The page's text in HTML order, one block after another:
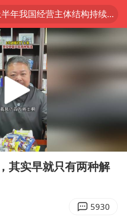
上半年我国经营主体结构持续优化
传君 《披荆斩棘》
白海豚预计将在浙江苍南到三门一带登陆
上门女婿出轨女邻居多年被判重婚罪
年小学教师减少13.19万
00:33
其实早就只有两种解
5930